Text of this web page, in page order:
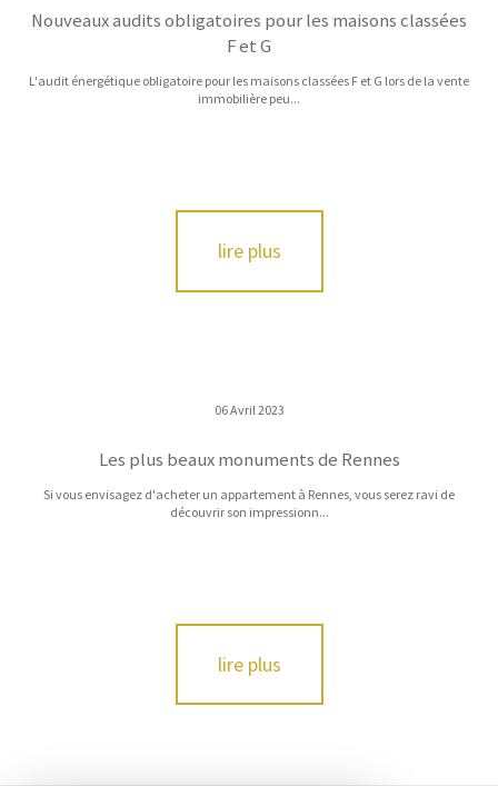
Nouveaux audits obligatoires pour les maisons classées
F et G
L'audit énergétique obligatoire pour les maisons classées F et G lors de la vente
immobilière peu...
lire plus
06 Avril 2023
Les plus beaux monuments de Rennes
Si vous envisagez d'acheter un appartement à Rennes, vous serez ravi de
découvrir son impressionn...
lire plus